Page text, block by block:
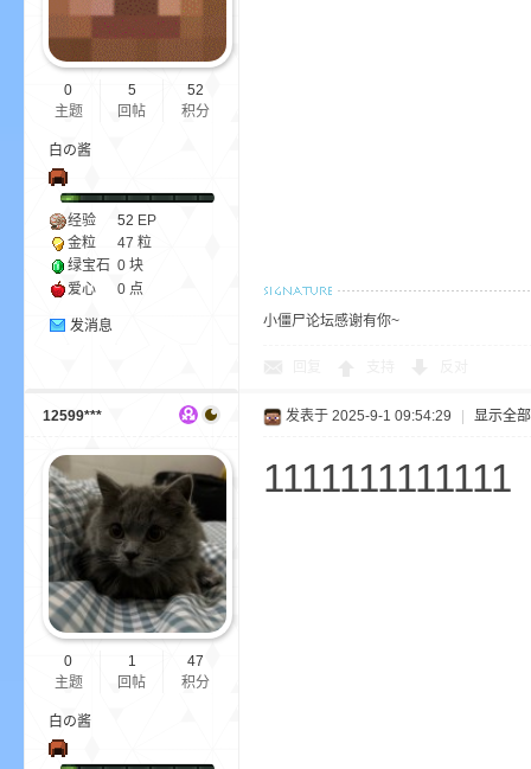
0
主题
5
回帖
52
积分
白の酱
经验 52 EP
金粒
47 粒
绿宝石 0 块
爱心
0 点
发消息 小僵尸论坛感谢有你~
12599***
0
主题
1
回帖
47
积分
白の酱
发表于 2025-9-1 09:54:29 显示全
1111111111111